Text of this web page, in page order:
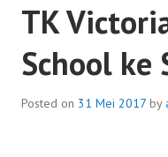
TK
School ke
Posted on 31 Mei 2017 by